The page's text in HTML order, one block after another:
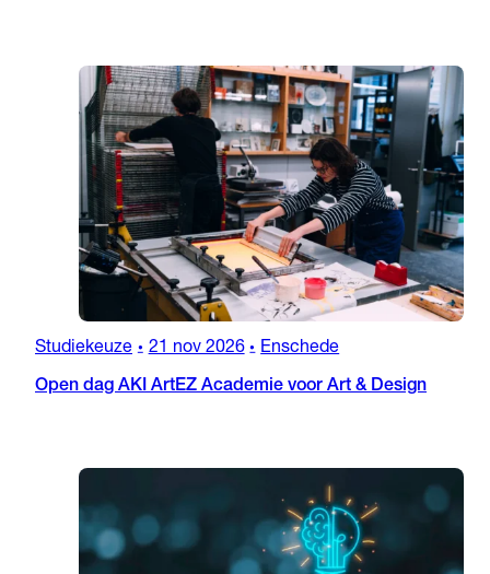
Studiekeuze • 21 nov 2026 • Enschede
Open dag AKI ArtEZ Academie voor Art & Design